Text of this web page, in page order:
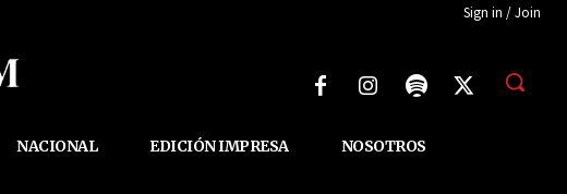
Sign in / Join
NACIONAL EDICIÓN IMPRESA NOSOTROS